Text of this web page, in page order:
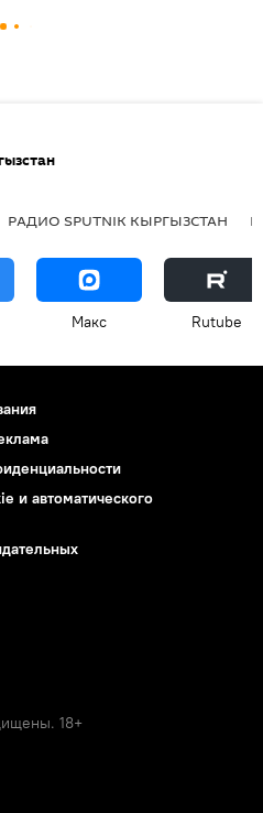
РАДИО SPUTNIK КЫРГЫЗСТАН
Макс Rutube
и автоматического
18+